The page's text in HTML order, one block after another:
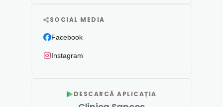
SOCIAL MEDIA
Facebook
Instagram
DESCARCĂ APLICAȚIA